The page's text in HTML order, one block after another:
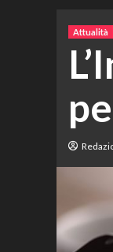
Attualità